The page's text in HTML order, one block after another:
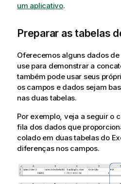
um aplicativo.
Preparar as tabelas
Oferecemos alguns dados
use para demonstrar a
também pode usar seus
os campos e dados sejam
nas duas tabelas.
Por exemplo, veja a seguir o
fila dos dados que
colado em duas tabelas do
diferenças nos campos.